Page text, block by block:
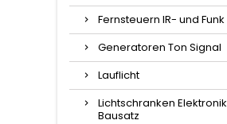
Fernsteuern IR- und Funk
Generatoren Ton Signal
Lauflicht
Lichtschranken Elektronik
Bausatz